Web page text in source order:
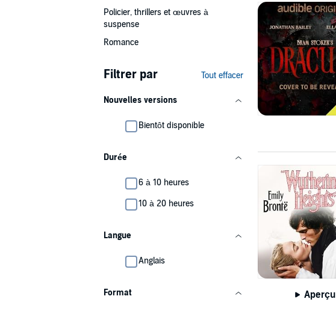
Policier, thrillers et œuvres à
suspense
Romance
Filtrer par Tout effacer
Nouvelles versions
Bientôt disponible
Durée
6 à 10 heures
10 à 20 heures
Langue
Anglais
Format Aperçu